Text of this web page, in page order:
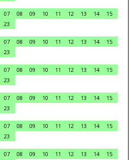
07 08 09 10 11 12 13 14
15
23
07 08 09 10 11 12 13 14
15
23
07 08 09 10 11 12 13 14
15
23
07 08 09 10 11 12 13 14
15
23
07 08 09 10 11 12 13 14
15
23
07 08 09 10 11 12 13 14
15